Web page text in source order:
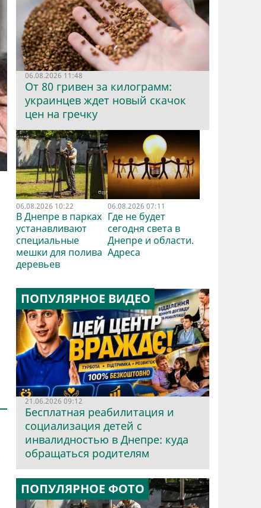
06.08.2026 11:48
От 80 гривен за килограмм:
украинцев ждет новый скачок
цен на гречку
06.08.2026 10:22
В Днепре в парках
устанавливают
специальные
мешки для полива
деревьев
06.08.2026 07:11
Где не будет
сегодня света в
Днепре и области.
Адреса
ПОПУЛЯРНОЕ ВИДЕО
21.06.2026 09:12
Бесплатная реабилитация и
социализация детей с
инвалидностью в Днепре: куда
обращаться родителям
ПОПУЛЯРНОЕ ФОТО